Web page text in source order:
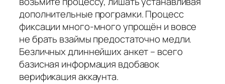
дополнительные програмки. Процесс
фиксации много-много упрощён и вовсе
не брать взаймы предостаточно медли.
Безличных длиннейших анкет – всего
базисная информация вдобавок
верификация аккаунта.